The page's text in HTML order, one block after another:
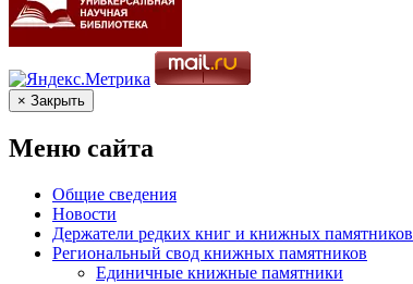
× Закрыть
Меню сайта
Общие сведения
Новости
Держатели редких книг и книжных памятников
Региональный свод книжных памятников
Единичные книжные памятники